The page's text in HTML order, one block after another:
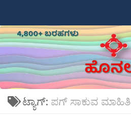
ಟ್ಯಾಗ್: ಪಗ್ ಸಾಕುವ ಮಾಹಿತಿ